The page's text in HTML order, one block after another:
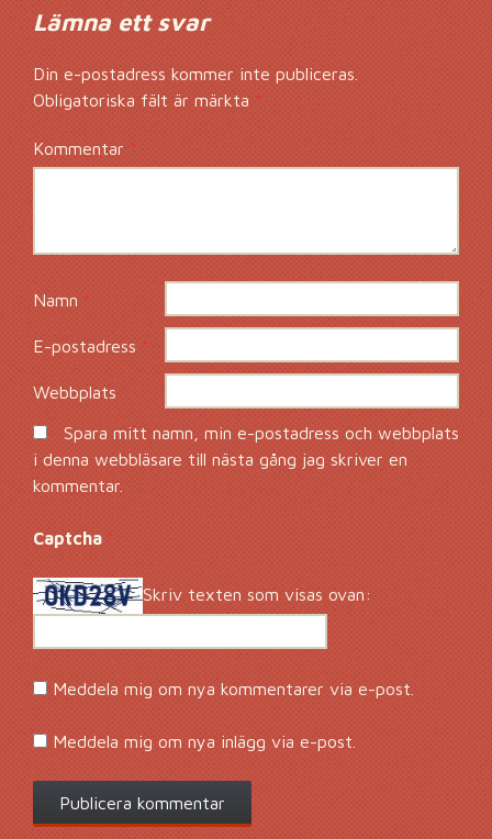
Lämna ett svar
Din e-postadress kommer inte publiceras.
Obligatoriska fält är märkta*
Kommentar*
Namn*
E-postadress*
Webbplats
Spara mitt namn, min e-postadress och webbplats
i denna webbläsare till nästa gång jag skriver en
kommentar.
Captcha*
Skriv texten som visas ovan:
Meddela mig om nya kommentarer via e-post.
Meddela mig om nya inlägg via e-post.